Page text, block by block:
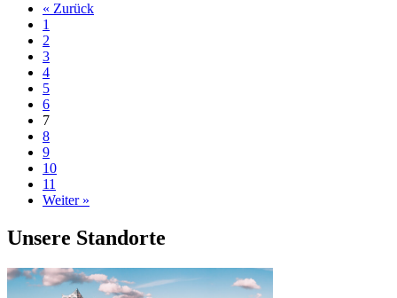
« Zurück
1
2
3
4
5
6
7
8
9
10
11
Weiter »
Unsere Standorte